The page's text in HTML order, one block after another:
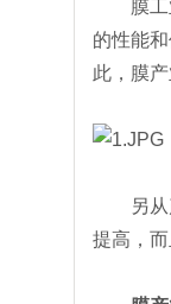
膜工业
的性能
此，膜
另从产
提高，